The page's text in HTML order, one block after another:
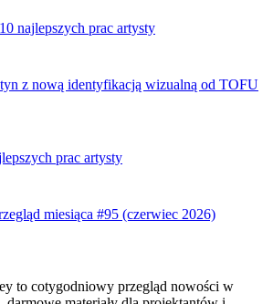
najlepszych prac artysty
z nową identyfikacją wizualną od TOFU
prac artysty
miesiąca #95 (czerwiec 2026)
to cotygodniowy przegląd nowości w